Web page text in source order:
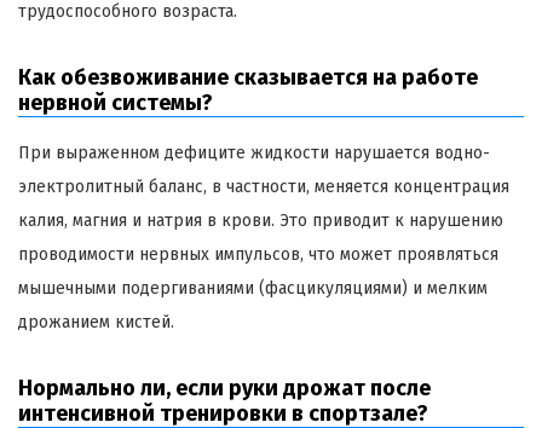
трудоспособного возраста.
Как обезвоживание сказывается на работе
нервной системы?
При выраженном дефиците жидкости нарушается водно-
электролитный баланс, в частности, меняется концентрация
калия, магния и натрия в крови. Это приводит к нарушению
проводимости нервных импульсов, что может проявляться
мышечными подергиваниями (фасцикуляциями) и мелким
дрожанием кистей.
Нормально ли, если руки дрожат после
интенсивной тренировки в спортзале?